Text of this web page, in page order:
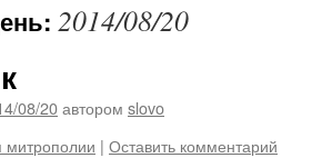
2014/08/20
08/20автором slovo
| Оставить комментарий